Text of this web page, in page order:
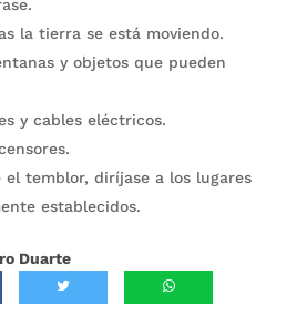
la tierra se está moviendo.
y objetos que pueden
y cables eléctricos.
el temblor, diríjase a los lugares
establecidos.
Duarte